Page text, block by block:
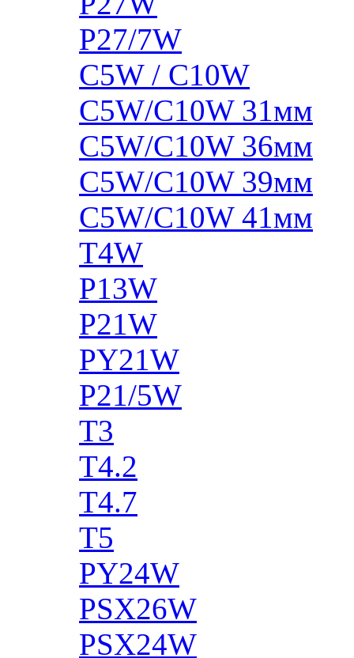
P27/7W
C5W / C10W
C5W/C10W 31мм
C5W/C10W 36мм
C5W/C10W 39мм
C5W/C10W 41мм
T4W
P13W
P21W
PY21W
P21/5W
T3
T4.2
T4.7
T5
PY24W
PSX26W
PSX24W